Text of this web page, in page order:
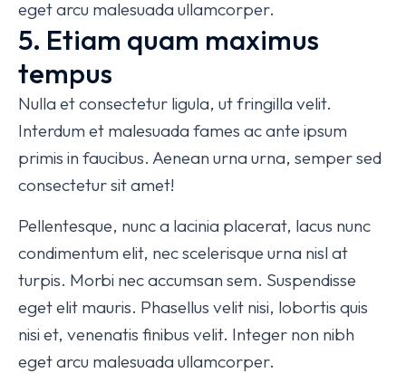
eget arcu malesuada ullamcorper.
5. Etiam quam maximus
tempus
Nulla et consectetur ligula, ut fringilla velit.
Interdum et malesuada fames ac ante ipsum
primis in faucibus. Aenean urna urna, semper sed
consectetur sit amet!
Pellentesque, nunc a lacinia placerat, lacus nunc
condimentum elit, nec scelerisque urna nisl at
turpis. Morbi nec accumsan sem. Suspendisse
eget elit mauris. Phasellus velit nisi, lobortis quis
nisi et, venenatis finibus velit. Integer non nibh
eget arcu malesuada ullamcorper.